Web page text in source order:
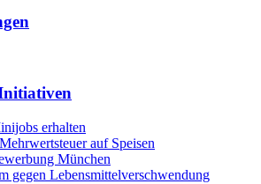
erhalten
auf Speisen
München
gegen Lebensmittelverschwendung